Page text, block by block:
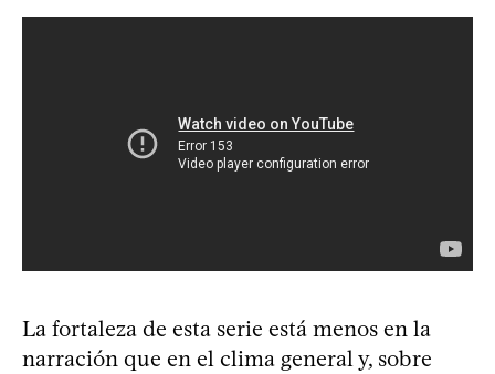
La fortaleza de esta serie está menos en la
narración que en el clima general y, sobre